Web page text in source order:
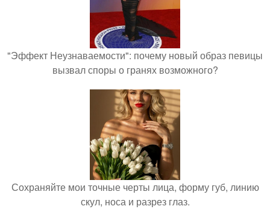
"Эффект Неузнаваемости": почему новый образ певицы
вызвал споры о гранях возможного?
Сохраняйте мои точные черты лица, форму губ, линию
скул, носа и разрез глаз.